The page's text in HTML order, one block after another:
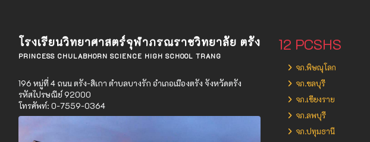
โรงเรียนวิทยาศาสตร์จุฬาภรณราชวิทยาลัย ตรัง
PRINCESS CHULABHORN SCIENCE HIGH SCHOOL TRANG
196 หมู่ที่ 4 ถนน ตรัง-สิเกา ตำบลบางรัก อำเภอเมืองตรัง จังหวัดตรัง
รหัสไปรษณีย์ 92000
โทรศัพท์: 0-7559-0364
12 PCSHS
จภ.พิษณุโลก
จภ.ชลบุรี
จภ.เชียงราย
จภ.ลพบุรี
จภ.ปทุมธานี